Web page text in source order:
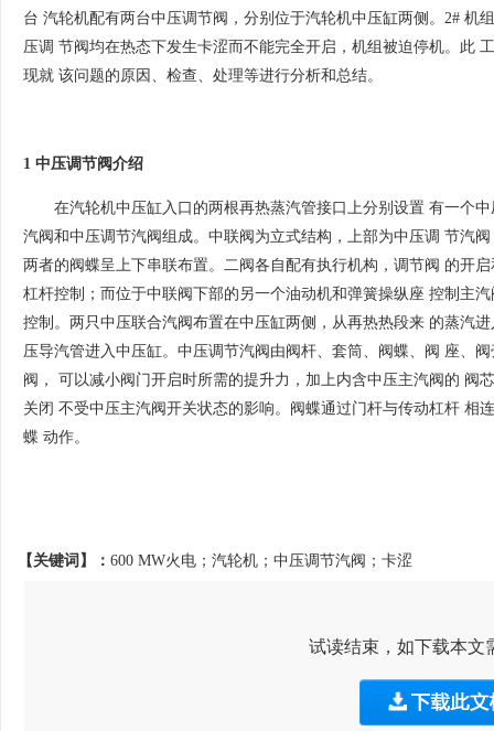
台 汽轮机配有两台中压调节阀，分别位于汽轮机中压缸两侧。2# 机
压调 节阀均在热态下发生卡涩而不能完全开启，机组被迫停机。此
现就 该问题的原因、检查、处理等进行分析和总结。
1 中压调节阀介绍
在汽轮机中压缸入口的两根再热蒸汽管接口上分别设置 有一个
汽阀和中压调节汽阀组成。中联阀为立式结构，上部为中压调 节汽
两者的阀蝶呈上下串联布置。二阀各自配有执行机构，调节阀 的开
杠杆控制；而位于中联阀下部的另一个油动机和弹簧操纵座 控制主
控制。两只中压联合汽阀布置在中压缸两侧，从再热热段来 的蒸汽
压导汽管进入中压缸。中压调节汽阀由阀杆、套筒、阀蝶、阀 座、
阀， 可以减小阀门开启时所需的提升力，加上内含中压主汽阀的 阀
关闭 不受中压主汽阀开关状态的影响。阀蝶通过门杆与传动杠杆 相
蝶 动作。
【关键词】： 600 MW火电；汽轮机；中压调节汽阀；卡涩
试读结束，如下载本文